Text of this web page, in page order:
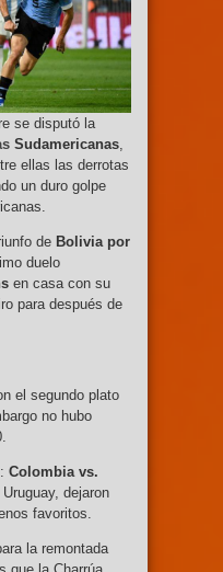
se disputó la
Sudamericanas,
ellas las derrotas
un duro golpe
de Bolivia por
duelo
en casa con su
para después de
el segundo plato
no hubo
Colombia vs.
dejaron
favoritos.
la remontada